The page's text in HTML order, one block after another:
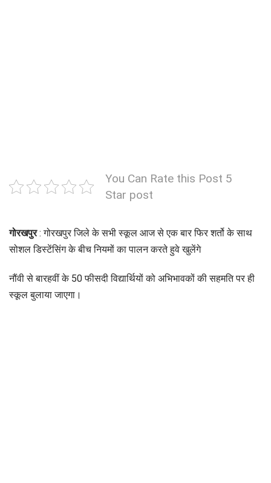
You Can Rate this Post 5
Star post
गोरखपुर: गोरखपुर जिले के सभी स्कूल आज से एक बार फिर शर्तो के साथ
सोशल डिस्टेंसिंग के बीच नियमों का पालन करते हुवे खुलेंगे
नौंवी से बारहवीं के 50 फीसदी विद्यार्थियों को अभिभावकों की सहमति पर ही
स्कूल बुलाया जाएगा।